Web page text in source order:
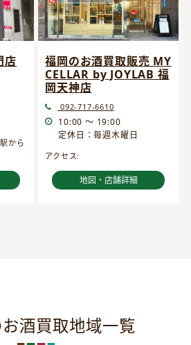
店
から
福岡のお酒買取販売 MY
CELLAR by JOYLAB 福
岡天神店
092-717-6610
10:00 ～ 19:00
定休日：毎週木曜日
アクセス:
地図・店舗詳細
酒買取地域一覧